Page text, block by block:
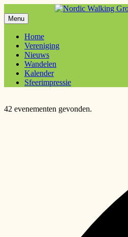
naar
de
inhoud
Nordic Walking Groesbeek
Menu
Home
Vereniging
Nieuws
Wandelen
Kalender
Sfeerimpressie
42 evenementen gevonden.